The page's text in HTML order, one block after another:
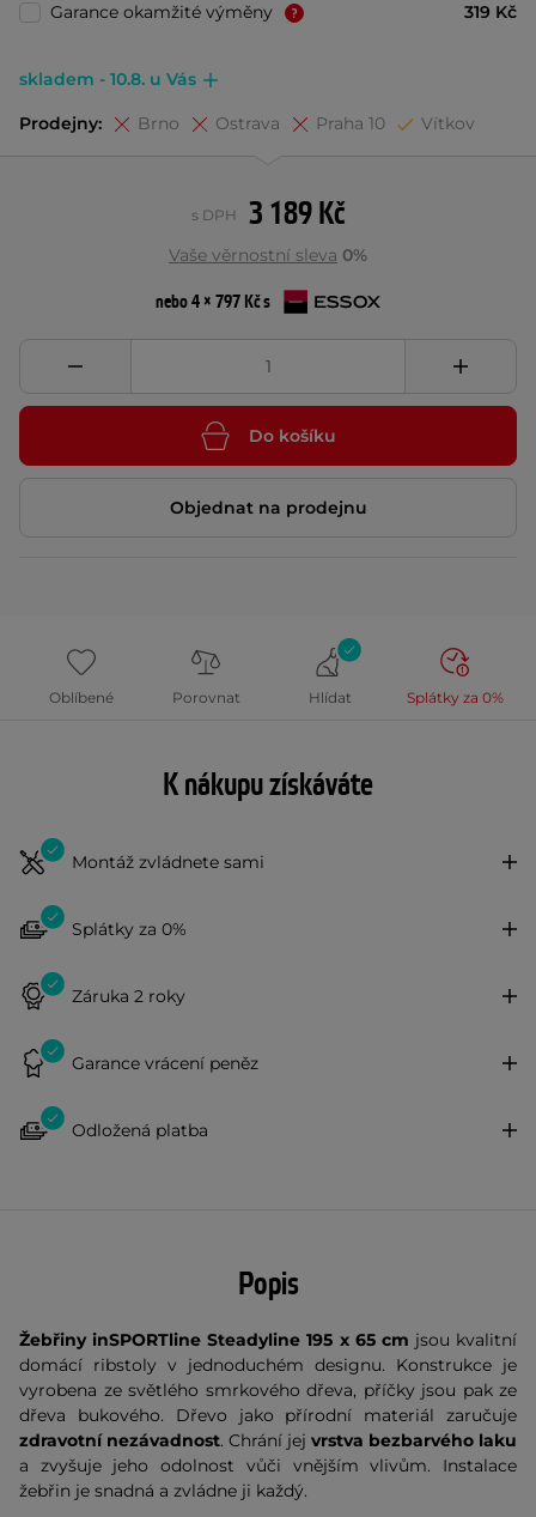
Garance okamžité výměny
319 Kč
skladem - 10.8. u Vás
Prodejny: Brno Ostrava Praha 10 Vítkov
3 189 Kč
s DPH
Vaše věrnostní sleva 0%
nebo 4 × 797 Kč s
Do košíku
Objednat na prodejnu
Oblíbené Porovnat Hlídat Splátky za 0%
K nákupu získáváte
Montáž zvládnete sami
Splátky za 0%
Záruka 2 roky
Garance vrácení peněz
Odložená platba
Popis
Žebřiny inSPORTline Steadyline 195 x 65 cm jsou kvalitní
domácí ribstoly v jednoduchém designu. Konstrukce je
vyrobena ze světlého smrkového dřeva, příčky jsou pak ze
dřeva bukového. Dřevo jako přírodní materiál zaručuje
zdravotní nezávadnost. Chrání jej vrstva bezbarvého laku
a zvyšuje jeho odolnost vůči vnějším vlivům. Instalace
žebřin je snadná a zvládne ji každý.